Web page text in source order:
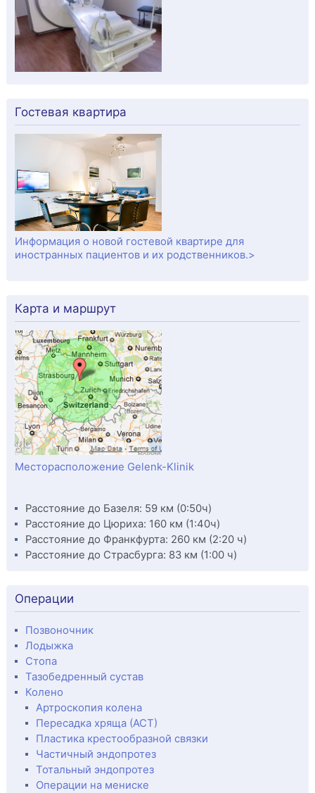
Гостевая квартира
Информация о новой гостевой квартире для
иностранных пациентов и их родственников.>
Карта и маршрут
Месторасположение Gelenk-Klinik
Расстояние до Базеля: 59 км (0:50ч)
Расстояние до Цюриха: 160 км (1:40ч)
Расстояние до Франкфурта: 260 км (2:20 ч)
Расстояние до Страсбурга: 83 км (1:00 ч)
Операции
Позвоночник
Лодыжка
Стопа
Тазобедренный сустав
Колено
Артроскопия колена
Пересадка хряща (АСТ)
Пластика крестообразной связки
Частичный эндопротез
Тотальный эндопротез
Операции на мениске